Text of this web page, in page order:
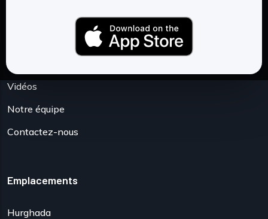
Vidéos
Notre équipe
Contactez-nous
Emplacements
Hurghada